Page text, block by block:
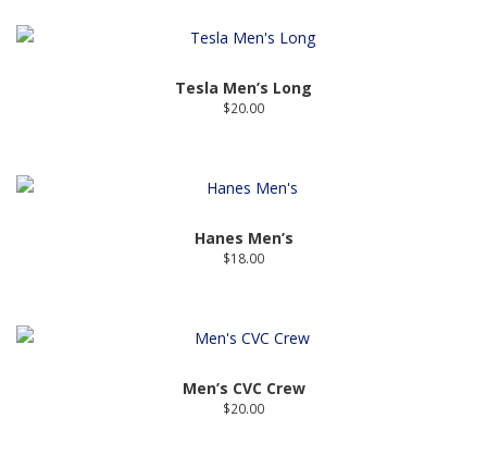
Tesla Men’s Long
$20.00
Hanes Men’s
$18.00
Men’s CVC Crew
$20.00